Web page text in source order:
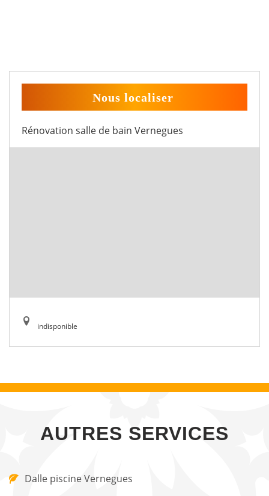
Nous localiser
Rénovation salle de bain Vernegues
indisponible
AUTRES SERVICES
Dalle piscine Vernegues